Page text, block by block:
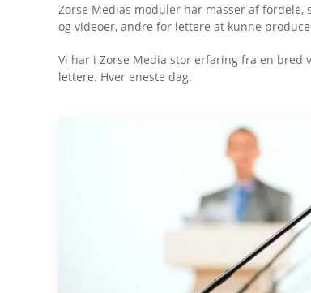
Zorse Medias moduler har masser af
og videoer, andre for lettere at kunne
Vi har i Zorse Media stor erfaring fra en
lettere. Hver eneste dag.